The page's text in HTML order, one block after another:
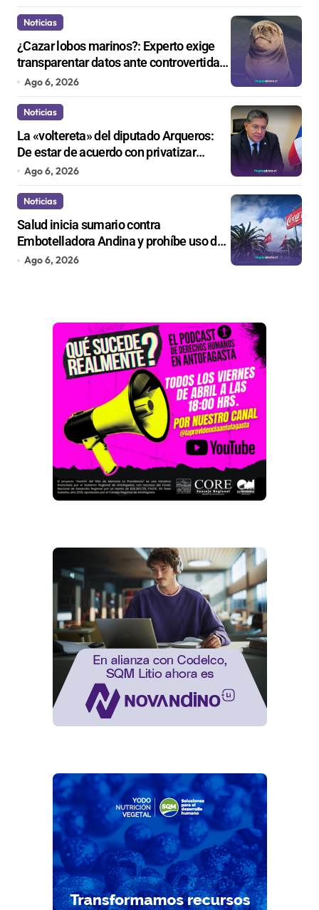
Noticias
¿Cazar lobos marinos?: Experto exige
transparentar datos ante controvertida
medida que evalúa el Gobierno
Ago 6, 2026
Noticias
La «voltereta» del diputado Arqueros:
De estar de acuerdo con privatizar
Codelco a defender una empresa 100%
estatal
Ago 6, 2026
Noticias
Salud inicia sumario contra
Embotelladora Andina y prohíbe uso de
caldera por graves riesgos laborales
Ago 6, 2026